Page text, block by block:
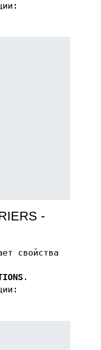
-
свойства
.